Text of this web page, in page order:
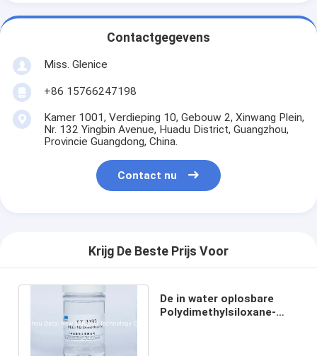
Contactgegevens
Miss. Glenice
+86 15766247198
Kamer 1001, Verdieping 10, Gebouw 2, Xinwang Plein,
Nr. 132 Yingbin Avenue, Huadu District, Guangzhou,
Provincie Guangdong, China.
Contact nu
Krijg De Beste Prijs Voor
De in water oplosbare
Polydimethylsiloxane-